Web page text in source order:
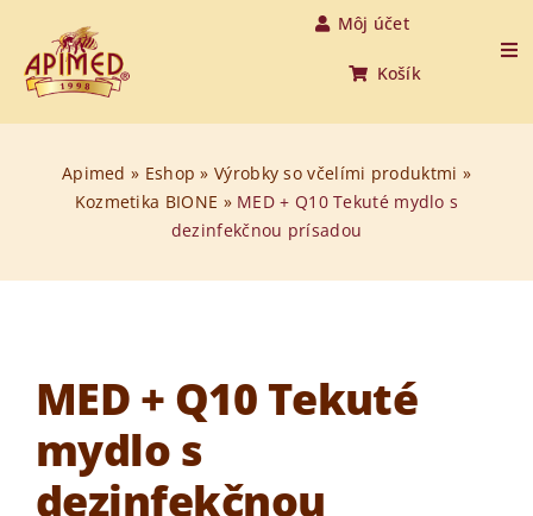
content
Môj účet
Košík
Produkty
O včelách
Aktuality
Apimed » Eshop »Výrobky so včelími produktmi »
Kozmetika BIONE » MED + Q10 Tekuté mydlo s
dezinfekčnou prísadou
MED + Q10 Tekuté
mydlo s
dezinfekčnou